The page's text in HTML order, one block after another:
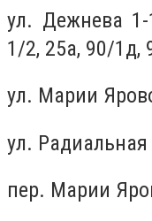
ул. Дежнева 1-
1/2, 25а, 90/1д,
ул. Марии
ул. Радиальная
пер. Марии